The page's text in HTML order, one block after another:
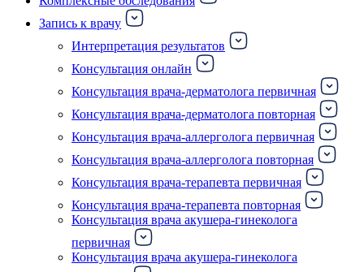
Запись к врачу
Интерпретация результатов
Консультация онлайн
Консультация врача-дерматолога первичная
Консультация врача-дерматолога повторная
Консультация врача-аллерголога первичная
Консультация врача-аллерголога повторная
Консультация врача-терапевта первичная
Консультация врача-терапевта повторная
Консультация врача акушера-гинеколога
первичная
Консультация врача акушера-гинеколога